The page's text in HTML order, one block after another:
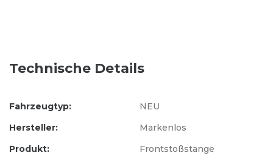
Technische Details
Hersteller:
Markenlos
Produkt:
Frontstoßstange
Fahrzeugtyp: NEU